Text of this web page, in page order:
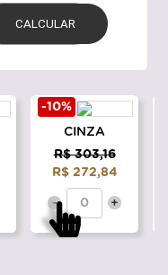
CINZA
R$ 303,16
R$ 272,84
- +
-10%